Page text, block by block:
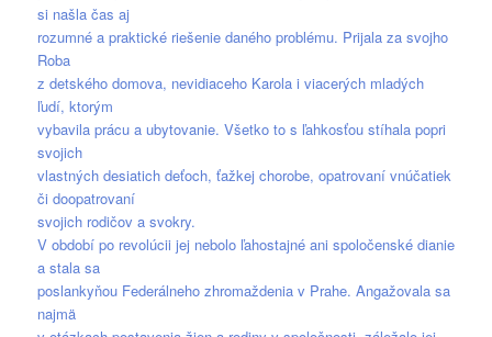
si našla čas aj
rozumné a praktické riešenie daného problému. Prijala za svojho
Roba
z detského domova, nevidiaceho Karola i viacerých mladých
ľudí, ktorým
vybavila prácu a ubytovanie. Všetko to s ľahkosťou stíhala popri
svojich
vlastných desiatich deťoch, ťažkej chorobe, opatrovaní vnúčatiek
či doopatrovaní
svojich rodičov a svokry.
V období po revolúcii jej nebolo ľahostajné ani spoločenské dianie
a stala sa
poslankyňou Federálneho zhromaždenia v Prahe. Angažovala sa
najmä